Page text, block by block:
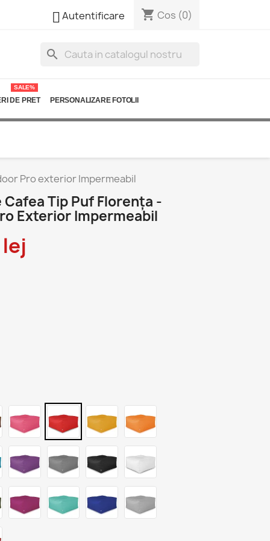
Autentificare shopping_cart Cos (0)
search
DE PRET
SALE%
PERSONALIZARE FOTOLII
Pro exterior Impermeabil
Cafea Tip Puf Florența -
Exterior Impermeabil